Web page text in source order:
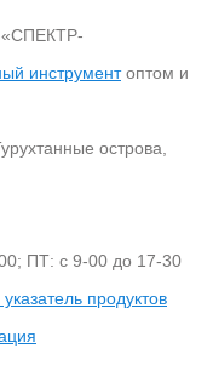
инструментоптом и
острова,
ПТ: с 9-00 до 17-30
продуктов